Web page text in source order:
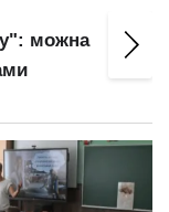
можна